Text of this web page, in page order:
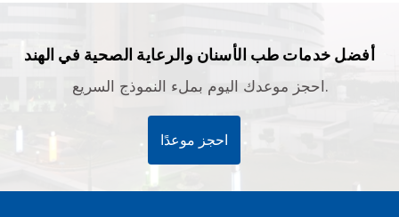
أفضل خدمات طب الأسنان والرعاية الصحية في الهند
احجز موعدك اليوم بملء النموذج السريع.
احجز موعدًا